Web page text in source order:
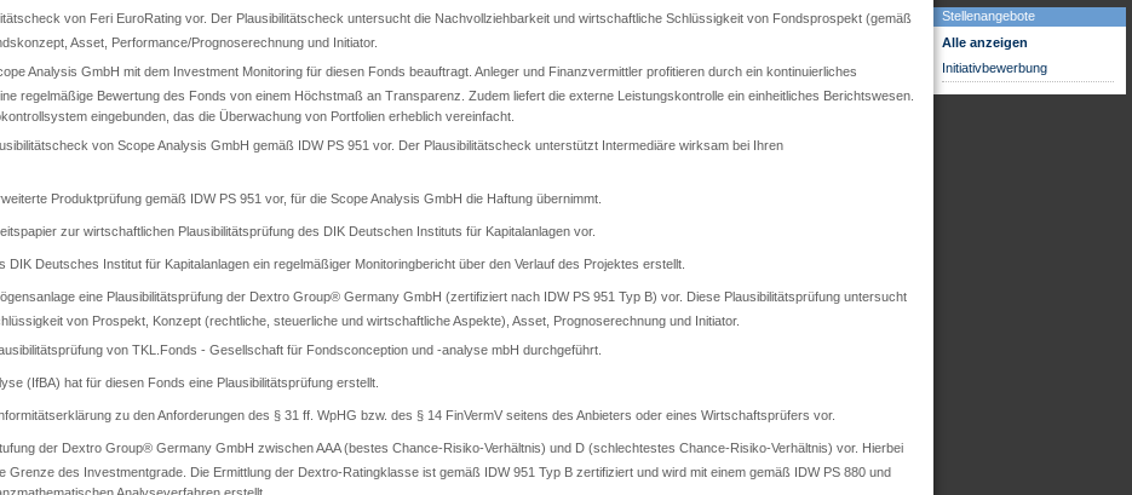
Stellenangebote
Alle anzeigen
Initiativbewerbung
von Feri EuroRating vor. Der Plausibilitätscheck untersucht die Nachvollziehbarkeit und wirtschaftliche Schlüssigkeit von Fondsprospekt (gemäß
Asset, Performance/Prognoserechnung und Initiator.
Analysis GmbH mit dem Investment Monitoring für diesen Fonds beauftragt. Anleger und Finanzvermittler profitieren durch ein kontinuierliches
regelmäßige Bewertung des Fonds von einem Höchstmaß an Transparenz. Zudem liefert die externe Leistungskontrolle ein einheitliches Berichtswesen.
eingebunden, das die Überwachung von Portfolien erheblich vereinfacht.
von Scope Analysis GmbH gemäß IDW PS 951 vor. Der Plausibilitätscheck unterstützt Intermediäre wirksam bei Ihren
Produktprüfung gemäß IDW PS 951 vor, für die Scope Analysis GmbH die Haftung übernimmt.
zur wirtschaftlichen Plausibilitätsprüfung des DIK Deutschen Instituts für Kapitalanlagen vor.
DIK Deutsches Institut für Kapitalanlagen ein regelmäßiger Monitoringbericht über den Verlauf des Projektes erstellt.
eine Plausibilitätsprüfung der Dextro Group® Germany GmbH (zertifiziert nach IDW PS 951 Typ B) vor. Diese Plausibilitätsprüfung untersucht
von Prospekt, Konzept (rechtliche, steuerliche und wirtschaftliche Aspekte), Asset, Prognoserechnung und Initiator.
von TKL.Fonds - Gesellschaft für Fondsconception und -analyse mbH durchgeführt.
(IfBA) hat für diesen Fonds eine Plausibilitätsprüfung erstellt.
zu den Anforderungen des § 31 ff. WpHG bzw. des § 14 FinVermV seitens des Anbieters oder eines Wirtschaftsprüfers vor.
der Dextro Group® Germany GmbH zwischen AAA (bestes Chance-Risiko-Verhältnis) und D (schlechtestes Chance-Risiko-Verhältnis) vor. Hierbei
Grenze des Investmentgrade. Die Ermittlung der Dextro-Ratingklasse ist gemäß IDW 951 Typ B zertifiziert und wird mit einem gemäß IDW PS 880 und